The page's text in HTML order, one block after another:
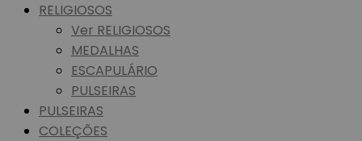
RELIGIOSOS
Ver RELIGIOSOS
MEDALHAS
ESCAPULÁRIO
PULSEIRAS
PULSEIRAS
COLEÇÕES